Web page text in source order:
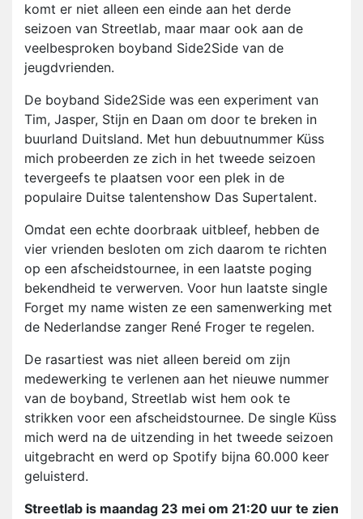
komt er niet alleen een einde aan het derde
seizoen van Streetlab, maar maar ook aan de
veelbesproken boyband Side2Side van de
jeugdvrienden.
De boyband Side2Side was een experiment van
Tim, Jasper, Stijn en Daan om door te breken in
buurland Duitsland. Met hun debuutnummer Küss
mich probeerden ze zich in het tweede seizoen
tevergeefs te plaatsen voor een plek in de
populaire Duitse talentenshow Das Supertalent.
Omdat een echte doorbraak uitbleef, hebben de
vier vrienden besloten om zich daarom te richten
op een afscheidstournee, in een laatste poging
bekendheid te verwerven. Voor hun laatste single
Forget my name wisten ze een samenwerking met
de Nederlandse zanger René Froger te regelen.
De rasartiest was niet alleen bereid om zijn
medewerking te verlenen aan het nieuwe nummer
van de boyband, Streetlab wist hem ook te
strikken voor een afscheidstournee. De single Küss
mich werd na de uitzending in het tweede seizoen
uitgebracht en werd op Spotify bijna 60.000 keer
geluisterd.
Streetlab is maandag 23 mei om 21:20 uur te zien